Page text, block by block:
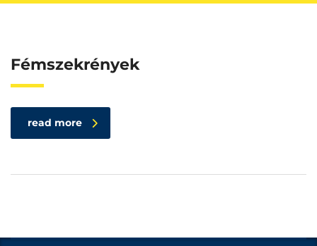
Fémszekrények
read more